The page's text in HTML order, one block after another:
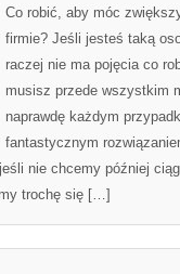
Co robić, aby móc
firmie? Jeśli jesteś taką
raczej nie ma pojęcia co
musisz przede wszystkim
naprawdę każdym
fantastycznym
nie chcemy później
trochę się […]